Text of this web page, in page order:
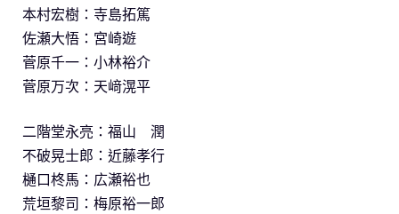
本村宏樹：寺島拓篤
佐瀬大悟：宮崎遊
菅原千一：小林裕介
菅原万次：天﨑滉平
二階堂永亮：福山 潤
不破晃士郎：近藤孝行
樋口柊馬：広瀬裕也
荒垣黎司：梅原裕一郎